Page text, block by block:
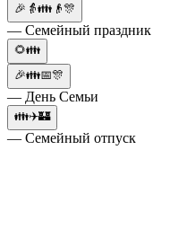
🎉👵👪👴🎊
— Семейный праздник
🌻👪
🎉👪📅🎊
— День Семьи
👪✈️🏰
— Семейный отпуск